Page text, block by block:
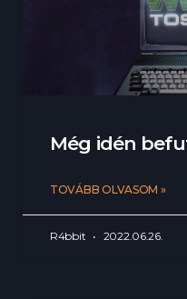
Még idén
TOVÁBB OLVASOM »
R4bbit 2022.06.26.